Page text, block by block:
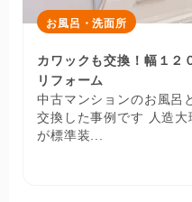
お風呂・洗面所
カワックも交換！幅１２
リフォーム
中古マンションのお風呂
交換した事例です 人造
が標準装...